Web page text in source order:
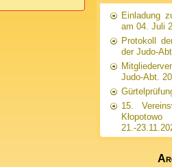
Einladung
am 04. Juli
Protokoll
der Judo-
Judo-Abt.
15.
21.-